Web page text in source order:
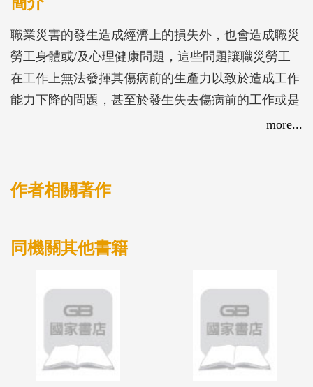
職業災害的發生造成經濟上的損失外，也會造成職災
勞工身體或/及心理健康問題，這些問題讓職災勞工
在工作上無法發揮其傷病前的生產力以致於造成工作
能力下降的問題，甚至於發生失去傷病前的工作或是
失業的問題，衍生出許多家庭經濟困難，以及職災勞
本所之「職場復健計畫之探討」研究案中所規劃之職
場復建計畫協助北部地區某事業單位制訂職場復健計
出改善方法供國內其他事業單位建立職場復健計畫之
研究期間共有北部二家事業單位參與本研究計畫，僅
有1位職災勞工因職災致30日以上無法重返工作場所
進而參與職場復健計畫中之重返工作方案。本研究報
告呈現兩家事業單位的基本資料及案例報告，透過本
more...
作者相關著作
同機關其他書籍